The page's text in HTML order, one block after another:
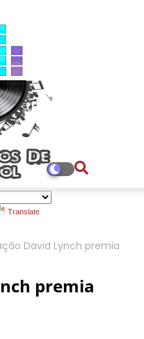
Translate
David Lynch premia
premia